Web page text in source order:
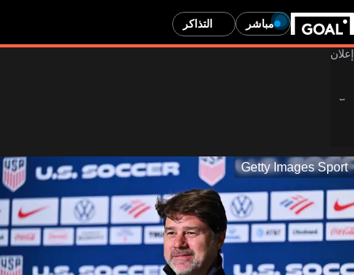
هل عمرك 24 أو أكبر؟
ساعدنا في التحقق من عمرك من خلال تقديم إجابة صادقة. يحتوي هذا
الموقع على إعلانات للمقامرة لـ 24+.
عرض إعلانات المراهنات
نعم، عمري 24 أو أكثر
محتوى مخصص للبالغين فقط
عمرك لا يسمح لك بمشاهدة محتوى المراهنات. سيتم إعادة توجيهك
إلى الصفحة الرئيسية.
انتقل إلى الصفحة الرئيسية
مباشر التذاكر
Getty Images Sport